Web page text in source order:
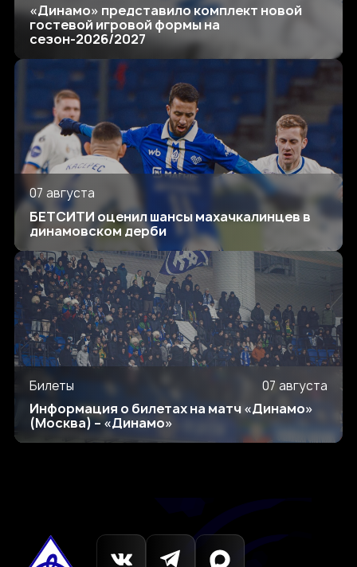
«Динамо» представило комплект новой
гостевой игровой формы на
сезон-2026/2027
07 августа
БЕТСИТИ оценил шансы махачкалинцев в
динамовском дерби
Билеты 07 августа
Информация о билетах на матч «Динамо»
(Москва) – «Динамо»